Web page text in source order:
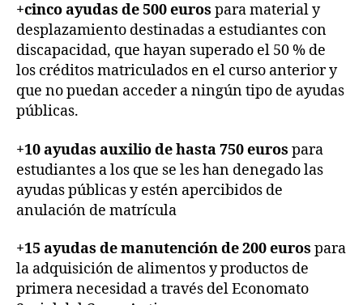
+cinco ayudas de 500 euros para material y
desplazamiento destinadas a estudiantes con
discapacidad, que hayan superado el 50 % de
los créditos matriculados en el curso anterior y
que no puedan acceder a ningún tipo de ayudas
públicas.
+10 ayudas auxilio de hasta 750 euros para
estudiantes a los que se les han denegado las
ayudas públicas y estén apercibidos de
anulación de matrícula
+15 ayudas de manutención de 200 euros para
la adquisición de alimentos y productos de
primera necesidad a través del Economato